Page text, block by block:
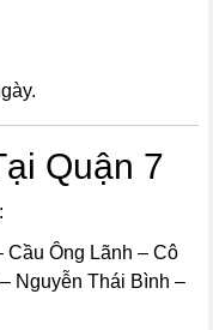
Quận 7
Cầu Ông Lãnh – Cô
Nguyễn Thái Bình –